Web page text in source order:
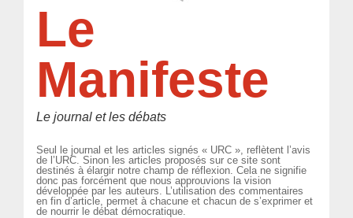
Le
Manifeste
Le journal et les débats
Seul le journal et les articles signés « URC », reflètent l’avis
de l’URC. Sinon les articles proposés sur ce site sont
destinés à élargir notre champ de réflexion. Cela ne signifie
donc pas forcément que nous approuvions la vision
développée par les auteurs. L’utilisation des commentaires
en fin d’article, permet à chacune et chacun de s’exprimer et
de nourrir le débat démocratique.